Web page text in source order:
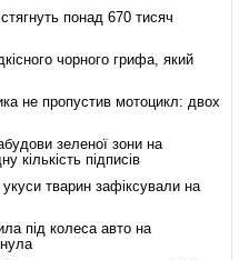
понад 670 тисяч
чорного грифа, який
не пропустив мотоцикл: двох
зеленої зони на
кількість підписів
тварин зафіксували на
під колеса авто на